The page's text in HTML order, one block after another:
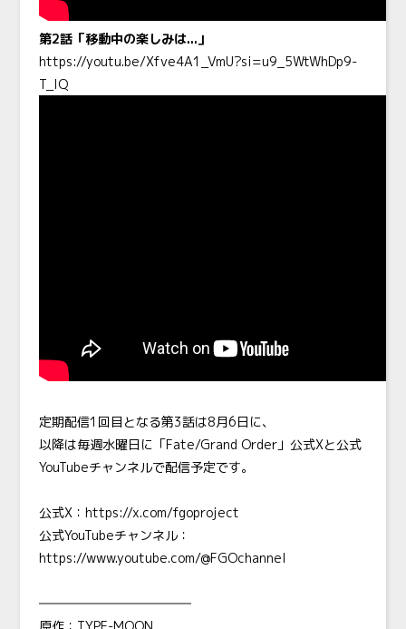
第2話「移動中の楽しみは...」
https://youtu.be/Xfve4A1_VmU?si=u9_5WtWhDp9-
T_lQ
定期配信1回目となる第3話は8月6日に、
以降は毎週水曜日に「Fate/Grand Order」公式Xと公式
YouTubeチャンネルで配信予定です。
公式X： https://x.com/fgoproject
公式YouTubeチャンネル：
https://www.youtube.com/@FGOchannel
――――――――――――